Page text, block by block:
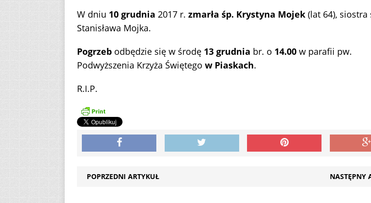
W dniu 10 grudnia 2017 r. zmarła śp. Krystyna Mojek (lat 64), siostra
Stanisława Mojka.
Pogrzeb odbędzie się w środę 13 grudnia br. o 14.00 w parafii pw.
Podwyższenia Krzyża Świętego w Piaskach.
R.I.P.
POPRZEDNI ARTYKUŁ NASTĘPNY